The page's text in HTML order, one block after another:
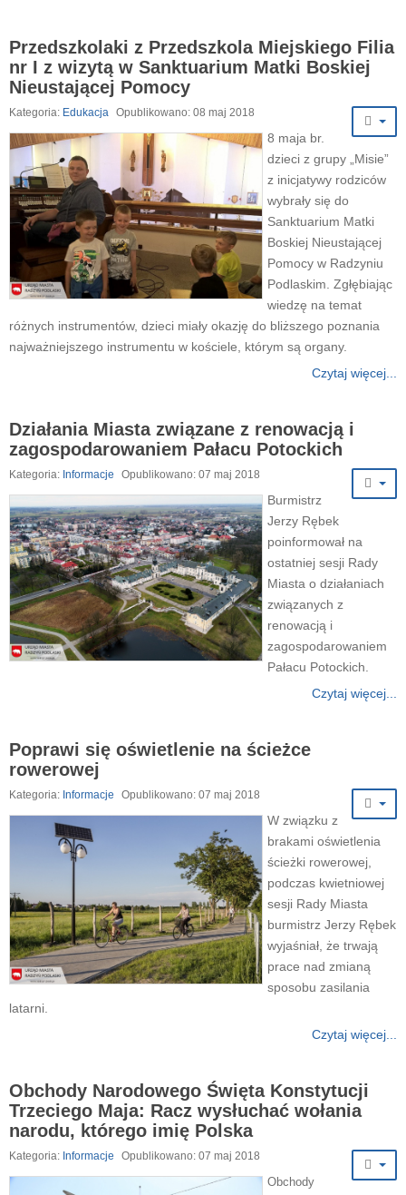
Przedszkolaki z Przedszkola Miejskiego Filia
nr I z wizytą w Sanktuarium Matki Boskiej
Nieustającej Pomocy
Kategoria: Edukacja Opublikowano: 08 maj 2018
8 maja br.
dzieci z grupy „Misie”
z inicjatywy rodziców
wybrały się do
Sanktuarium Matki
Boskiej Nieustającej
Pomocy w Radzyniu
Podlaskim. Zgłębiając
wiedzę na temat
różnych instrumentów, dzieci miały okazję do bliższego poznania
najważniejszego instrumentu w kościele, którym są organy.
Czytaj więcej...
Działania Miasta związane z renowacją i
zagospodarowaniem Pałacu Potockich
Kategoria: Informacje Opublikowano: 07 maj 2018
Burmistrz
Jerzy Rębek
poinformował na
ostatniej sesji Rady
Miasta o działaniach
związanych z
renowacją i
zagospodarowaniem
Pałacu Potockich.
Czytaj więcej...
Poprawi się oświetlenie na ścieżce
rowerowej
Kategoria: Informacje Opublikowano: 07 maj 2018
W związku z
brakami oświetlenia
ścieżki rowerowej,
podczas kwietniowej
sesji Rady Miasta
burmistrz Jerzy Rębek
wyjaśniał, że trwają
prace nad zmianą
sposobu zasilania
latarni.
Czytaj więcej...
Obchody Narodowego Święta Konstytucji
Trzeciego Maja: Racz wysłuchać wołania
narodu, którego imię Polska
Kategoria: Informacje Opublikowano: 07 maj 2018
Obchody